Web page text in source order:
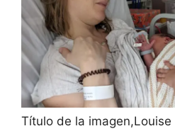
Título de la imagen,